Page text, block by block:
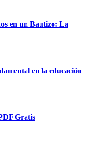
en un Bautizo: La
en la educación
Gratis